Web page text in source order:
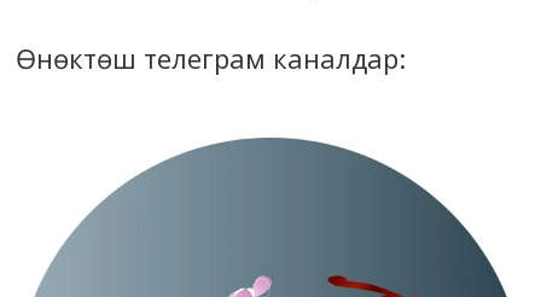
Өнөктөш телеграм каналдар: